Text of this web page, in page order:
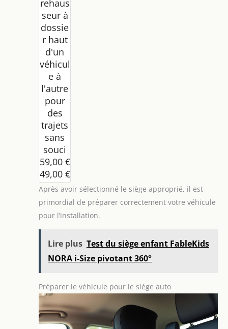
rehaus
seur à
dossie
r haut
d'un
véhicul
e à
l'autre
pour
des
trajets
sans
souci
59,00 €
49,00 €
-17%
Après avoir sélectionné le siège approprié, il est
primordial de préparer correctement votre véhicule
pour l’installation.
Lire plus Test du siège enfant FableKids
NORA i-Size pivotant 360°
Préparer le véhicule pour le siège auto